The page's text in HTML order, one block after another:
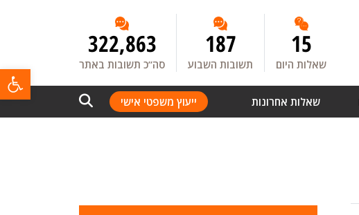
15
שאלות היום
187
תשובות השבוע
322,863
סה”כ תשובות באתר
שאלות אחרונות ייעוץ משפטי אישי